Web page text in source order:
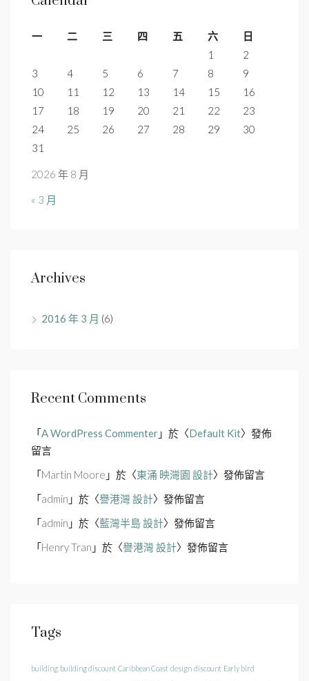
2026 年 8 月
一 二 三 四 五 六
日
1
2
3
4 5 6 7 8
9
10
11 12 13 14 15
16
17
18 19 20 21 22
23
24
25 26 27 28 29
30
31
« 3 月
Archives
2016 年 3 月 (6)
Recent Comments
「A WordPress Commenter 」於〈Default Kit〉發佈
留言
「Martin Moore 」於〈東涌 映灣園 設計〉發佈留言
「admin 」於〈譽港灣 設計〉發佈留言
「admin 」於〈藍灣半島 設計〉發佈留言
「Henry Tran 」於〈譽港灣 設計〉發佈留言
Tags
building building discount Caribbean Coast design discount Early bird